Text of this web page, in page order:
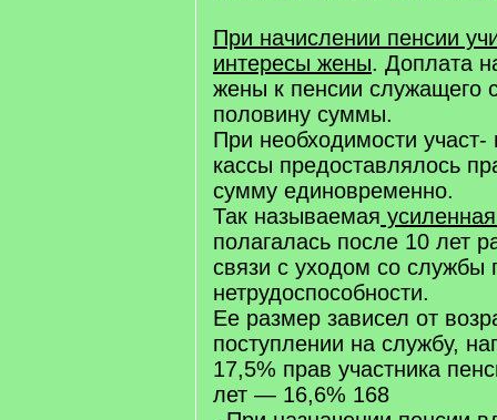
При начислении пенсии
интересы жены. Доплата
жены к пенсии служащего
половину суммы.
При необходимости участ-
кассы предоставлялось
сумму единовременно.
Так называемая
полагалась после 10 лет
связи с уходом со службы
нетрудоспособности.
Ее размер зависел от
поступлении на службу,
17,5% прав участника
лет — 16,6% 168